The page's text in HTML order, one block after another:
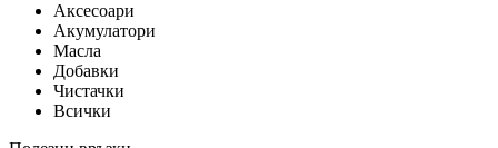
Аксесоари
Акумулатори
Масла
Добавки
Чистачки
Всички